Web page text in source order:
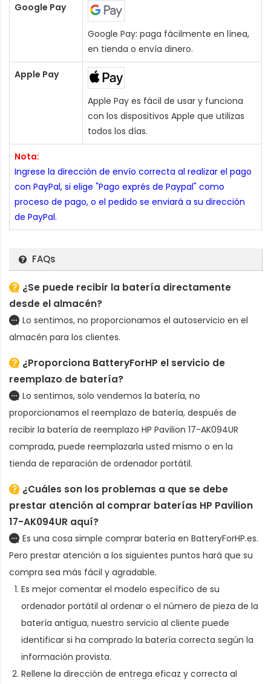
Google Pay
Google Pay: paga fácilmente en línea,
en tienda o envía dinero.
Apple Pay
Apple Pay es fácil de usar y funciona
con los dispositivos Apple que utilizas
todos los días.
Nota:
Ingrese la dirección de envío correcta al realizar el pago
con PayPal, si elige "Pago exprés de Paypal" como
proceso de pago, o el pedido se enviará a su dirección
de PayPal.
FAQs
¿Se puede recibir la batería directamente
desde el almacén?
Lo sentimos, no proporcionamos el autoservicio en el
almacén para los clientes.
¿Proporciona BatteryForHP el servicio de
reemplazo de batería?
Lo sentimos, solo vendemos la batería, no
proporcionamos el reemplazo de batería, después de
recibir la batería de reemplazo HP Pavilion 17-AK094UR
comprada, puede reemplazarla usted mismo o en la
tienda de reparación de ordenador portátil.
¿Cuáles son los problemas a que se debe
prestar atención al comprar baterías HP Pavilion
17-AK094UR aquí?
Es una cosa simple comprar batería en BatteryForHP.es.
Pero prestar atención a los siguientes puntos hará que su
compra sea más fácil y agradable.
Es mejor comentar el modelo específico de su
ordenador portátil al ordenar o el número de pieza de la
batería antigua, nuestro servicio al cliente puede
identificar si ha comprado la batería correcta según la
información provista.
Rellene la dirección de entrega eficaz y correcta al